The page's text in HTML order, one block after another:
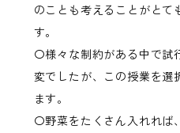
のことも考えることがとて
す。
〇様々な制約がある中で試
変でしたが、この授業を選
ます。
〇野菜をたくさん入れれば